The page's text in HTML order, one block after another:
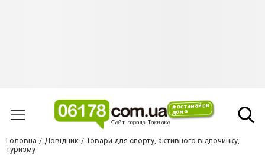
Головна Довідник
Товари для спорту, активного відпочинку,
туризму